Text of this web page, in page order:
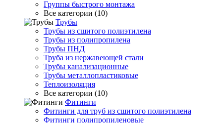
Группы быстрого монтажа
Все категории (10)
Трубы
Трубы из сшитого полиэтилена
Трубы из полипропилена
Трубы ПНД
Труба из нержавеющей стали
Трубы канализационные
Трубы металлопластиковые
Теплоизоляция
Все категории (10)
Фитинги
Фитинги для труб из сшитого полиэтилена
Фитинги полипропиленовые